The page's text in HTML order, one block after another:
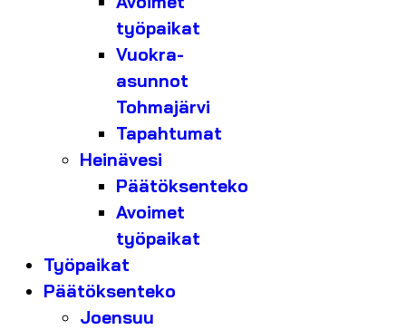
työpaikat
Vuokra-
asunnot
Tohmajärvi
Tapahtumat
Heinävesi
Päätöksenteko
Avoimet
työpaikat
Työpaikat
Päätöksenteko
Joensuu